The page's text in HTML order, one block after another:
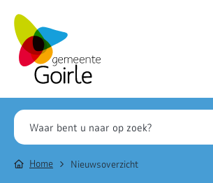
Home Nieuwsoverzicht